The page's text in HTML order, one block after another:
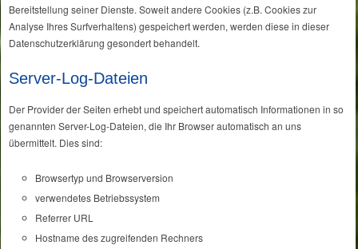
Bereitstellung seiner Dienste. Soweit andere Cookies (z.B. Cookies zur
Analyse Ihres Surfverhaltens) gespeichert werden, werden diese in dieser
Datenschutzerklärung gesondert behandelt.
Server-Log-Dateien
Der Provider der Seiten erhebt und speichert automatisch Informationen in so
genannten Server-Log-Dateien, die Ihr Browser automatisch an uns
übermittelt. Dies sind:
Browsertyp und Browserversion
verwendetes Betriebssystem
Referrer URL
Hostname des zugreifenden Rechners